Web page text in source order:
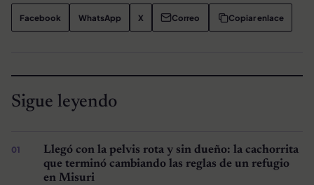
Facebook WhatsApp X Correo Copiar enlace
Sigue leyendo
Llegó con la pelvis rota y sin dueño: la cachorrita
que terminó cambiando las reglas de un refugio
en Misuri